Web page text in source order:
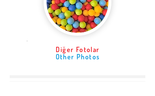
Diğer Fotolar
Other Photos